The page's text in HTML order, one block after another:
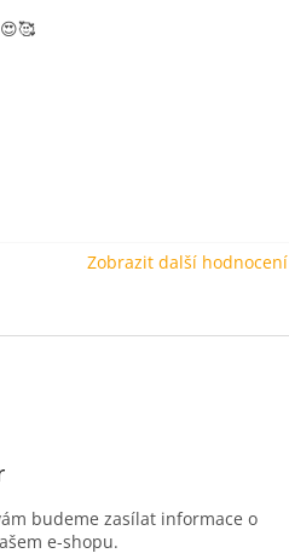
je 5 z 5 hvězdiček.
Zobrazit další hodnocení
budeme zasílat informace o
e-shopu.